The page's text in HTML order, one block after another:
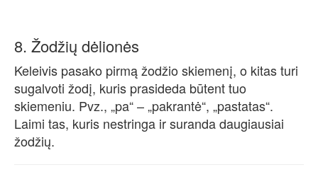
8. Žodžių dėlionės
Keleivis pasako pirmą žodžio skiemenį, o kitas turi
sugalvoti žodį, kuris prasideda būtent tuo
skiemeniu. Pvz., „pa“ – „pakrantė“, „pastatas“.
Laimi tas, kuris nestringa ir suranda daugiausiai
žodžių.